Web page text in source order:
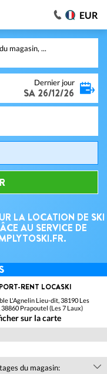
EUR
magasin, ...
Dernier jour
LA LOCATION DE SKI
AU SERVICE DE
RENT LOCASKI
L'Agnelin Lieu-dit, 38190 Les
Prapoutel (Les 7 Laux)
sur la carte
du magasin: